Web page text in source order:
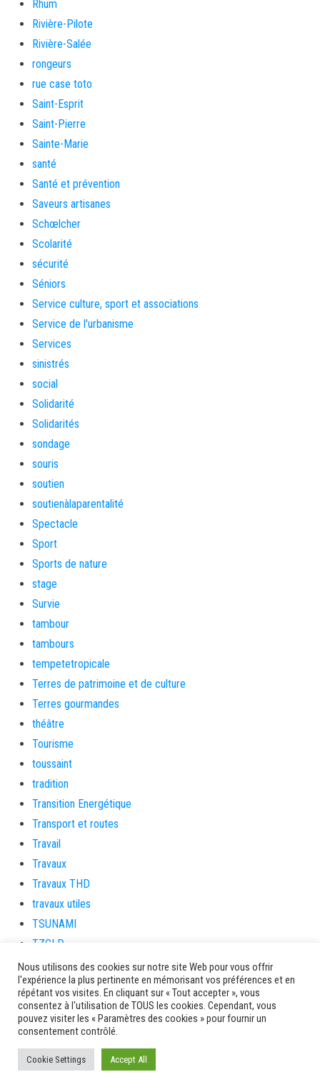
Rhum
Rivière-Pilote
Rivière-Salée
rongeurs
rue case toto
Saint-Esprit
Saint-Pierre
Sainte-Marie
santé
Santé et prévention
Saveurs artisanes
Schœlcher
Scolarité
sécurité
Séniors
Service culture, sport et associations
Service de l'urbanisme
Services
sinistrés
social
Solidarité
Solidarités
sondage
souris
soutien
soutienàlaparentalité
Spectacle
Sport
Sports de nature
stage
Survie
tambour
tambours
tempetetropicale
Terres de patrimoine et de culture
Terres gourmandes
théâtre
Tourisme
toussaint
tradition
Transition Energétique
Transport et routes
Travail
Travaux
Travaux THD
travaux utiles
TSUNAMI
TZCLD
uncategorized
Venir en Martinique
Video
vidététladjéko
Viechere
Nous utilisons des cookies sur notre site Web pour vous offrir
l'expérience la plus pertinente en mémorisant vos préférences et en
répétant vos visites. En cliquant sur « Tout accepter », vous
consentez à l'utilisation de TOUS les cookies. Cependant, vous
pouvez visiter les « Paramètres des cookies » pour fournir un
consentement contrôlé.
Cookie Settings Accept All